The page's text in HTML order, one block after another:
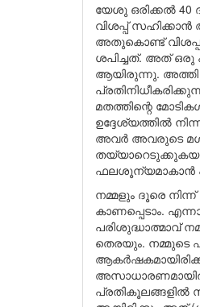
യേശു ഒരിക്കൽ 40
വിശപ്പ്
അതുകൊണ്ട്
ശപിച്ചത്. അത് ഒരു
ആയിരുന്നു. അത്തി
മതത്തിന്റെ
ഉദ്ദേശ്യത്തിൽ
അവർ അവരുടെ
ഫലശൂന്യമാകാൻ
നമ്മളും ദൂരെ
കാണപ്പെടാം.
പരിശുദ്ധാത്മാവ്
തെരയും. നമ്മുടെ
പ്രതികൂലങ്ങളിൽ